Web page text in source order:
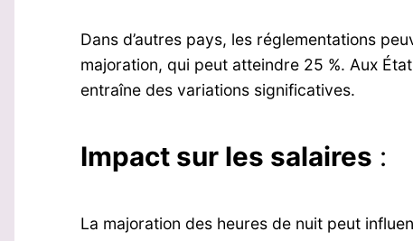
Dans d’autres pays, les réglementations
majoration, qui peut atteindre 25 %. Aux
entraîne des variations significatives.
Impact sur les salaires :
La majoration des heures de nuit peut